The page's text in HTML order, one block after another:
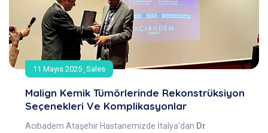
11 Mayıs 2025 Sales
Malign Kemik Tümörlerinde Rekonstrüksiyon
Seçenekleri Ve Komplikasyonlar
Acıbadem Ataşehir Hastanemizde İtalya’dan Dr